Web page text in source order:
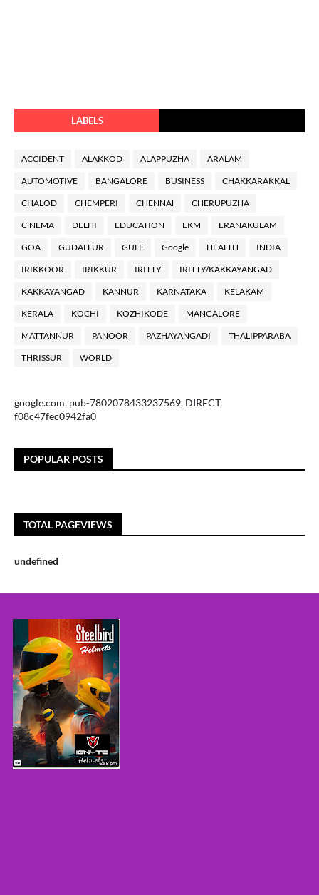
LABELS
ACCIDENT ALAKKOD ALAPPUZHA ARALAM
AUTOMOTIVE BANGALORE BUSINESS CHAKKARAKKAL
CHALOD CHEMPERI CHENNAl CHERUPUZHA
ClNEMA DELHI EDUCATION EKM ERANAKULAM
GOA GUDALLUR GULF Google HEALTH INDIA
IRIKKOOR IRIKKUR IRITTY IRITTY/KAKKAYANGAD
KAKKAYANGAD KANNUR KARNATAKA KELAKAM
KERALA KOCHI KOZHIKODE MANGALORE
MATTANNUR PANOOR PAZHAYANGADI THALIPPARABA
THRISSUR WORLD
google.com, pub-7802078433237569, DIRECT,
f08c47fec0942fa0
POPULAR POSTS
TOTAL PAGEVIEWS
undefned